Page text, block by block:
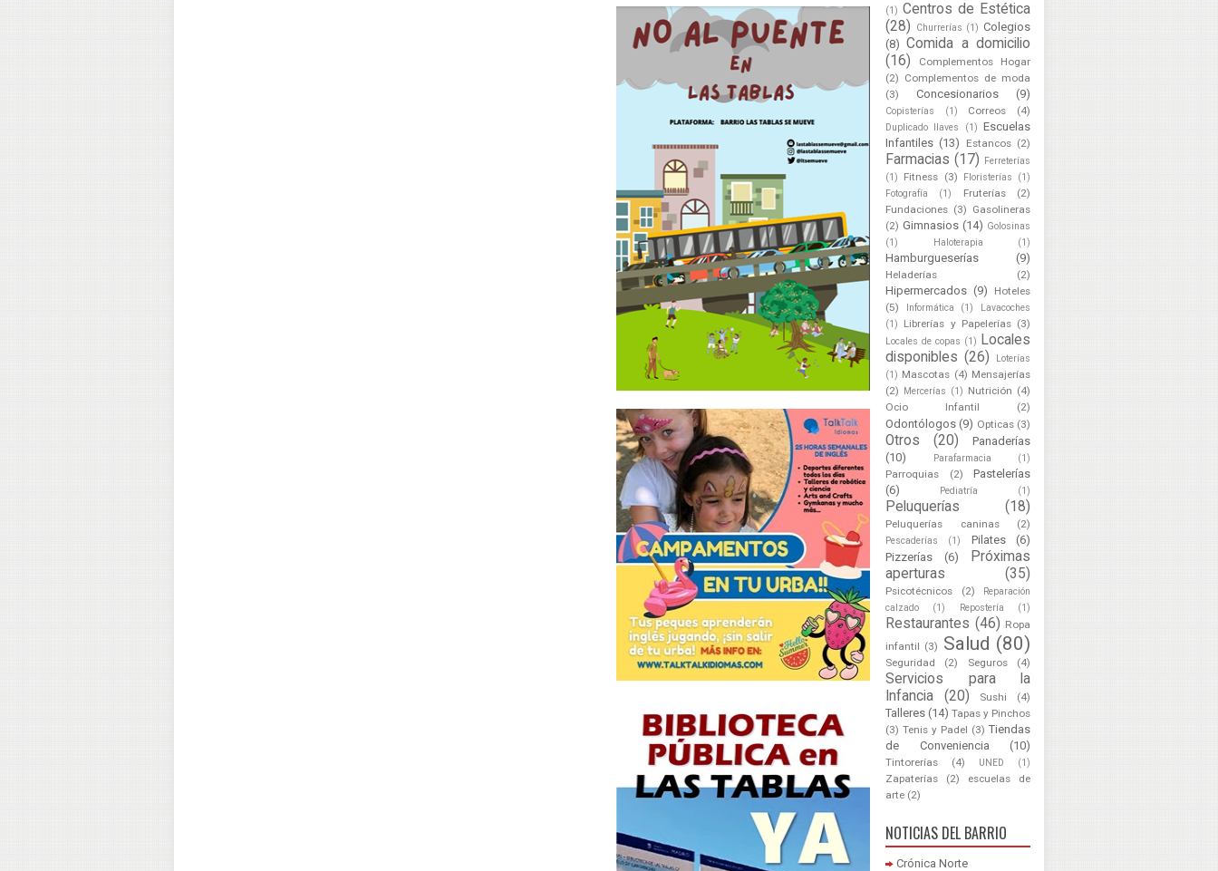
(1) Centros de Estética
(28)
Churrerías (1) Colegios
(8) Comida a domicilio
(16)
Complementos Hogar
(2) Complementos de moda
(3)
Concesionarios (9)
Copisterías (1) Correos (4)
Duplicado llaves (1) Escuelas
Infantiles (13) Estancos (2)
Farmacias (17) Ferreterías
(1)
Fitness (3) Floristerías
(1)
Fotografía
(1) Fruterías
(2)
Fundaciones (3) Gasolineras
(2) Gimnasios (14) Golosinas
(1)
Haloterapia (1)
Hamburgueserías (9)
Heladerías (2)
Hipermercados (9)
Hoteles
(5)
Informática (1)
Lavacoches
(1)
Librerías y Papelerías (3)
Locales de copas (1)
Locales
disponibles (26)
Loterías
(1) Mascotas (4) Mensajerías
(2) Mercerías (1) Nutrición (4)
Ocio Infantil
(2)
Odontólogos (9) Opticas (3)
Otros (20)
Panaderías
(10)
Parafarmacia (1)
Parroquias (2)
Pastelerías
(6)
Pediatría (1)
Peluquerías (18)
Peluquerías caninas (2)
Pescaderías (1) Pilates
(6)
Pizzerías
(6)
Próximas
aperturas
(35)
Psicotécnicos (2)
Reparación
calzado
(1) Repostería (1)
Restaurantes (46) Ropa
infantil (3) Salud (80)
Seguridad (2) Seguros (4)
Servicios para la
Infancia
(20) Sushi (4)
Talleres (14) Tapas y Pinchos
(3) Tenis y Padel (3) Tiendas
de Conveniencia
(10)
Tintorerías (4) UNED (1)
Zapaterías (2)
escuelas de
arte (2)
NOTICIAS DEL BARRIO
Crónica Norte